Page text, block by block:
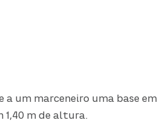
a um marceneiro uma base
1,40 m de altura.